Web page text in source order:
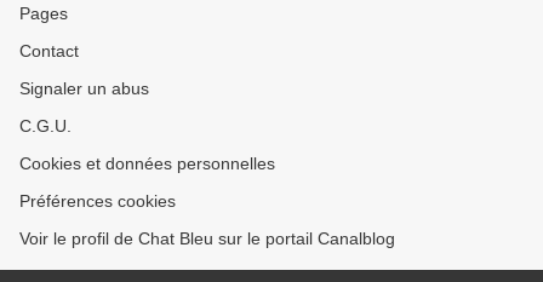
Pages
Contact
Signaler un abus
C.G.U.
Cookies et données personnelles
Préférences cookies
Voir le profil de Chat Bleu sur le portail Canalblog